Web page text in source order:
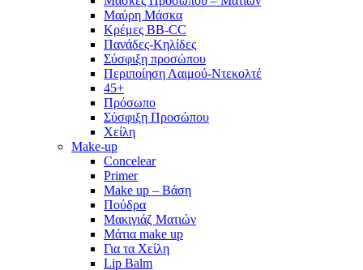
Μαύρη Μάσκα
Κρέμες BB-CC
Πανάδες-Κηλίδες
Σύσφιξη προσώπου
Περιποίηση Λαιμού-Ντεκολτέ
45+
Πρόσωπο
Σύσφιξη Προσώπου
Χείλη
Make-up
Concelear
Primer
Make up – Βάση
Πούδρα
Μακιγιάζ Ματιών
Μάτια make up
Για τα Χείλη
Lip Balm